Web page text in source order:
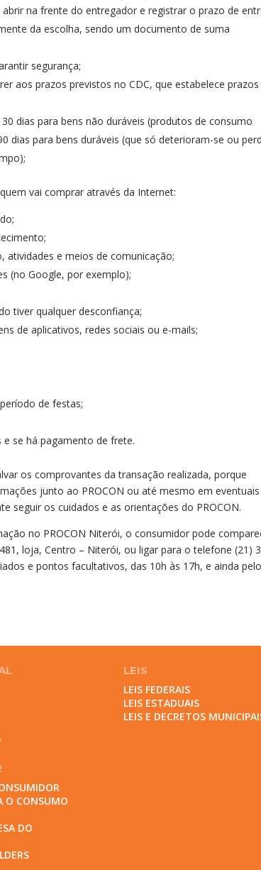
na frente do entregador e registrar o prazo de
da escolha, sendo um documento de suma
segurança;
aos prazos previstos no CDC, que estabelece prazos
dias para bens não duráveis (produtos de consumo
para bens duráveis (que só deterioram-se ou
vai comprar através da Internet:
e meios de comunicação;
(no Google, por exemplo);
tiver qualquer desconfiança;
de aplicativos, redes sociais ou e-mails;
de festas;
se há pagamento de frete.
os comprovantes da transação realizada, porque
junto ao PROCON ou até mesmo em eventuais
seguir os cuidados e as orientações do PROCON.
no PROCON Niterói, o consumidor pode
loja, Centro – Niterói, ou ligar para o telefone (21)
e pontos facultativos, das 10h às 17h, e ainda
O CONSUMO
DO
LEIS
LEIS FEDERAIS
LEIS ESTADUAIS
LEIS E DECRETOS